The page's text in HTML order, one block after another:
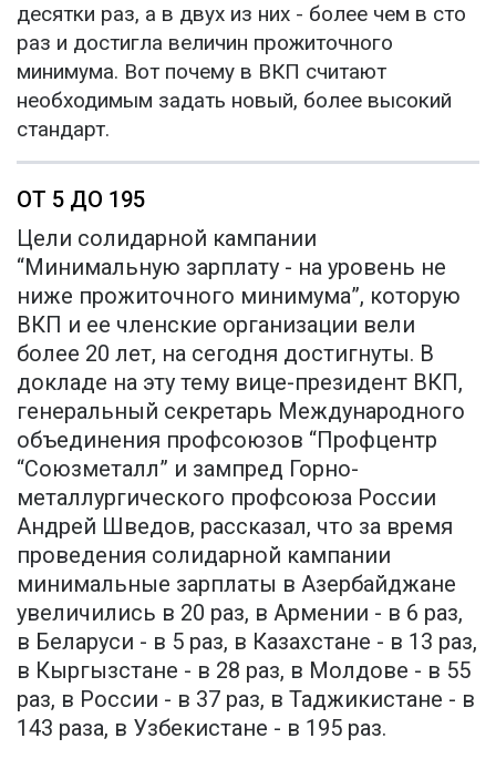
десятки раз, а в двух из них - более чем в сто
раз и достигла величин прожиточного
минимума. Вот почему в ВКП считают
необходимым задать новый, более высокий
стандарт.
ОТ 5 ДО 195
Цели солидарной кампании
“Минимальную зарплату - на уровень не
ниже прожиточного минимума”, которую
ВКП и ее членские организации вели
более 20 лет, на сегодня достигнуты. В
докладе на эту тему вице-президент ВКП,
генеральный секретарь Международного
объединения профсоюзов “Профцентр
“Союзметалл” и зампред Горно-
металлургического профсоюза России
Андрей Шведов, рассказал, что за время
проведения солидарной кампании
минимальные зарплаты в Азербайджане
увеличились в 20 раз, в Армении - в 6 раз,
в Беларуси - в 5 раз, в Казахстане - в 13 раз,
в Кыргызстане - в 28 раз, в Молдове - в 55
раз, в России - в 37 раз, в Таджикистане - в
143 раза, в Узбекистане - в 195 раз.